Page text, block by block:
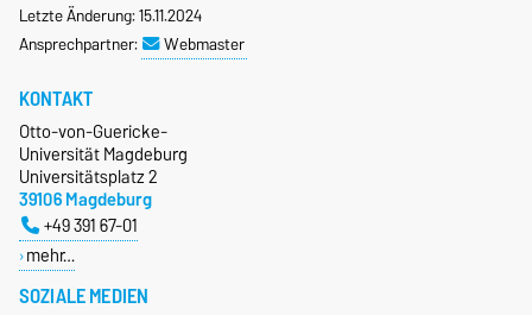
Letzte Änderung: 15.11.2024
Ansprechpartner:
Webmaster
SOZIALE MEDIEN
KONTAKT
Otto-von-Guericke-
Universität Magdeburg
Universitätsplatz 2
39106 Magdeburg
+49 391 67-01
mehr…